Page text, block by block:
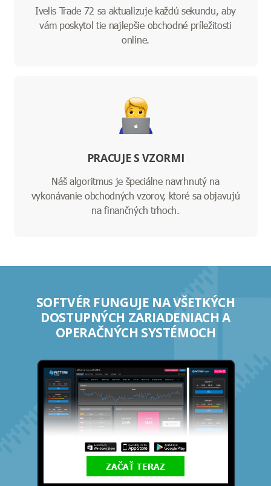
Ivelis Trade 72 sa aktualizuje každú sekundu, aby
vám poskytol tie najlepšie obchodné príležitosti
online.
PRACUJE S VZORMI
Náš algoritmus je špeciálne navrhnutý na
vykonávanie obchodných vzorov, ktoré sa objavujú
na finančných trhoch.
SOFTVÉR FUNGUJE NA VŠETKÝCH
DOSTUPNÝCH ZARIADENIACH A
OPERAČNÝCH SYSTÉMOCH
ZAČAŤ TERAZ